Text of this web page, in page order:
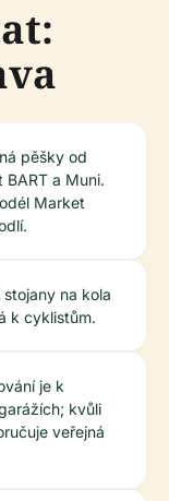
pěšky od
a Muni.
Market
na kola
k cyklistům.
je k
kvůli
veřejná